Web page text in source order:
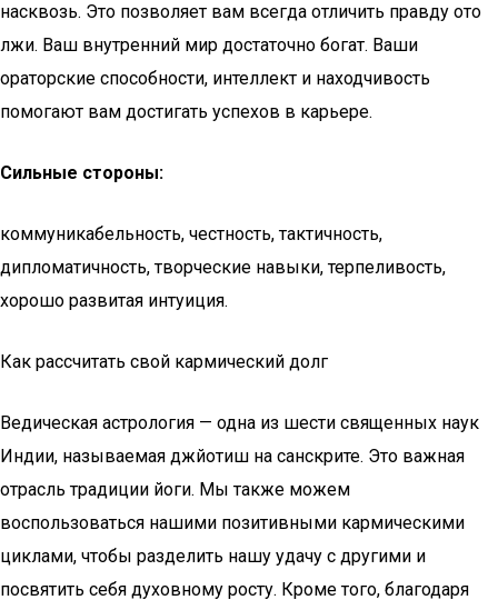
насквозь. Это позволяет вам всегда отличить правду ото
лжи. Ваш внутренний мир достаточно богат. Ваши
ораторские способности, интеллект и находчивость
помогают вам достигать успехов в карьере.
Сильные стороны:
коммуникабельность, честность, тактичность,
дипломатичность, творческие навыки, терпеливость,
хорошо развитая интуиция.
Как рассчитать свой кармический долг
Ведическая астрология — одна из шести священных наук
Индии, называемая джйотиш на санскрите. Это важная
отрасль традиции йоги. Мы также можем
воспользоваться нашими позитивными кармическими
циклами, чтобы разделить нашу удачу с другими и
посвятить себя духовному росту. Кроме того, благодаря